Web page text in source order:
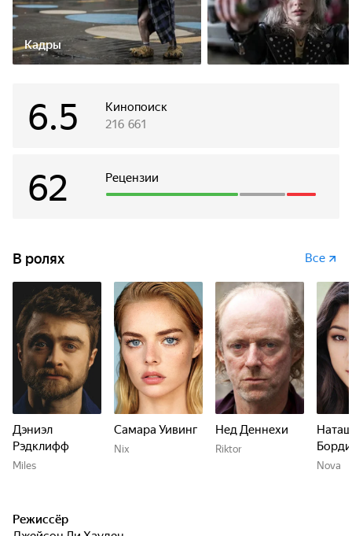
Кадры
Кинопоиск
6.5 216 661
Рецензии
62
В ролях Все
Дэниэл
Рэдклифф
Miles
Самара Уивинг
Nix
Нед Деннехи
Riktor
Nova
Режиссёр